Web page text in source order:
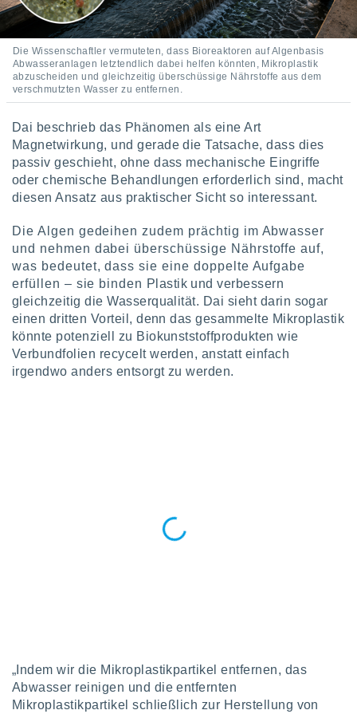
jederzeit
der
indem
" oder
oder
auf
zur
von
Die Wissenschaftler vermuteten, dass Bioreaktoren auf Algenbasis
Abwasseranlagen letztendlich dabei helfen könnten, Mikroplastik
abzuscheiden und gleichzeitig überschüssige Nährstoffe aus dem
verschmutzten Wasser zu entfernen.
Dai beschrieb das Phänomen als eine Art
Magnetwirkung, und gerade die Tatsache, dass dies
passiv geschieht, ohne dass mechanische Eingriffe
oder chemische Behandlungen erforderlich sind, macht
diesen Ansatz aus praktischer Sicht so interessant.
Die Algen gedeihen zudem prächtig im Abwasser
und nehmen dabei überschüssige Nährstoffe auf,
was bedeutet, dass sie eine doppelte Aufgabe
erfüllen – sie binden Plastik und verbessern
gleichzeitig die Wasserqualität. Dai sieht darin sogar
einen dritten Vorteil, denn das gesammelte Mikroplastik
könnte potenziell zu Biokunststoffprodukten wie
Verbundfolien recycelt werden, anstatt einfach
irgendwo anders entsorgt zu werden.
„Indem wir die Mikroplastikpartikel entfernen, das
Abwasser reinigen und die entfernten
Mikroplastikpartikel schließlich zur Herstellung von